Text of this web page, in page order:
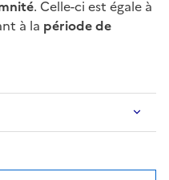
. Celle-ci est égale à
à la période de